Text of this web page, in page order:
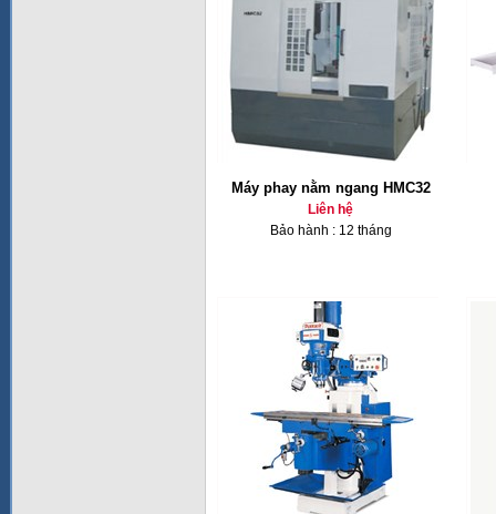
Máy phay nằm ngang HMC32
Liên hệ
Bảo hành : 12 tháng